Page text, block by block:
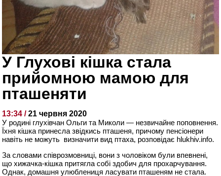
У Глухові кішка стала
прийомною мамою для
пташеняти
13:34 /21 червня 2020
У родині глухівчан Ольги та Миколи — незвичайне поповнення.
Їхня кішка принесла звідкись пташеня, причому пенсіонери
навіть не можуть визначити вид птаха, розповідає hlukhiv.info.
За словами співрозмовниці, вони з чоловіком були впевнені,
що хижачка-кішка притягла собі здобич для прохарчування.
Однак, домашня улюблениця ласувати пташеням не стала.